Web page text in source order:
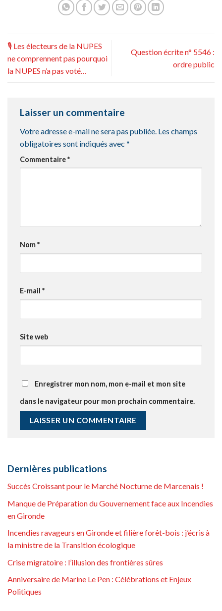
🎙 Les électeurs de la NUPES
ne comprennent pas pourquoi
la NUPES n’a pas voté…
Question écrite n° 5546 :
ordre public
Laisser un commentaire
Votre adresse e-mail ne sera pas publiée. Les champs
obligatoires sont indiqués avec *
Commentaire*
Nom*
E-mail *
Site web
Enregistrer mon nom, mon e-mail et mon site
dans le navigateur pour mon prochain commentaire.
Dernières publications
Succès Croissant pour le Marché Nocturne de Marcenais !
Manque de Préparation du Gouvernement face aux Incendies
en Gironde
Incendies ravageurs en Gironde et filière forêt-bois : j’écris à
la ministre de la Transition écologique
Crise migratoire : l’illusion des frontières sûres
Anniversaire de Marine Le Pen : Célébrations et Enjeux
Politiques